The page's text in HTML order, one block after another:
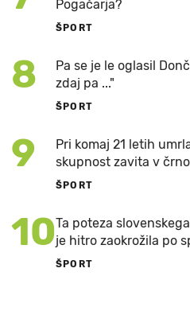
Pogačarja?
ŠPORT
8
Pa se je le oglasil
zdaj pa ..."
ŠPORT
9
Pri komaj 21 letih
skupnost zavita v črno
ŠPORT
10Ta poteza
je hitro zaokrožila po
ŠPORT